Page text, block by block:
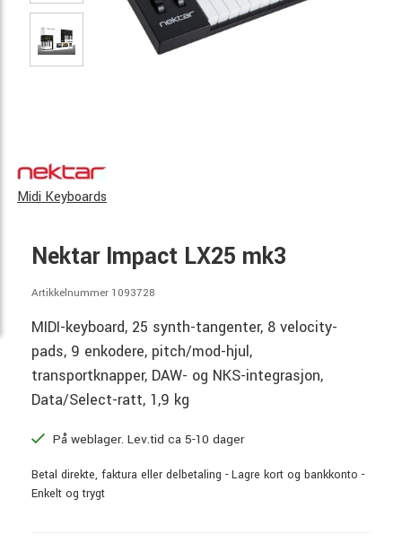
Midi Keyboards
Nektar Impact LX25 mk3
Artikkelnummer 1093728
MIDI-keyboard, 25 synth-tangenter, 8 velocity-
pads, 9 enkodere, pitch/mod-hjul,
transportknapper, DAW- og NKS-integrasjon,
Data/Select-ratt, 1,9 kg
På weblager. Lev.tid ca 5-10 dager
Betal direkte, faktura eller delbetaling - Lagre kort og bankkonto -
Enkelt og trygt